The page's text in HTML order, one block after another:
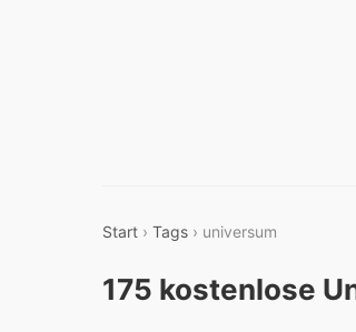
Start › Tags › universum
175 kostenlose